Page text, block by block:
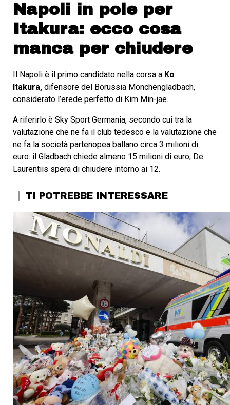
Napoli in pole per
Itakura: ecco cosa
manca per chiudere
Il Napoli è il primo candidato nella corsa a Ko
Itakura, difensore del Borussia Monchengladbach,
considerato l’erede perfetto di Kim Min-jae.
A riferirlo è Sky Sport Germania, secondo cui tra la
valutazione che ne fa il club tedesco e la valutazione che
ne fa la società partenopea ballano circa 3 milioni di
euro: il Gladbach chiede almeno 15 milioni di euro, De
Laurentiis spera di chiudere intorno ai 12.
TI POTREBBE INTERESSARE